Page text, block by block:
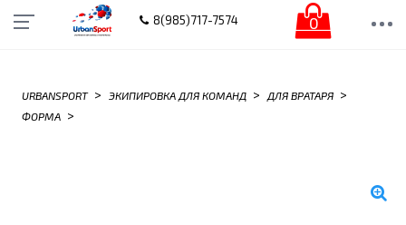
8(985)717-7574 0
URBANSPORT > ЭКИПИРОВКА ДЛЯ КОМАНД > ДЛЯ ВРАТАРЯ >
ФОРМА >